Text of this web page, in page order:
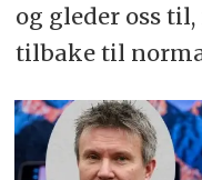
og gleder oss
tilbake til